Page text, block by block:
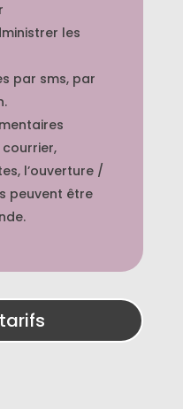
les
par sms, par
l’ouverture /
peuvent être